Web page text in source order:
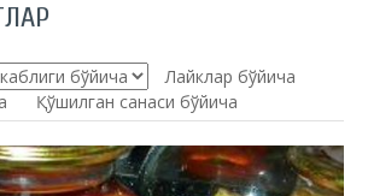
Лайклар бўйича
Қўшилган санаси бўйича